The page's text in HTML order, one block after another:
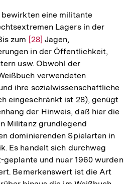
eine militante
Lagers in der
zum Zur
Auflösung
der
Fußnote
[28] Jagen,
in der Öffentlichkeit,
usw. Obwohl der
verwendeten
ihre sozialwissenschaftliche
eingeschränkt ist 28), genügt
der Hinweis, daß hier die
Militanz grundlegend
dominierenden Spielarten in
Es handelt sich durchweg
und nuar 1960 wurden
Bemerkenswert ist die ArtZum